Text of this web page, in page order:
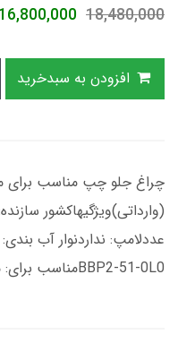
18,480,000
16,800,000
عددلامپ: نداردنوار آب
BBP2-51-0L0مناسب برای: مزدا 3 نیو تیپ 1